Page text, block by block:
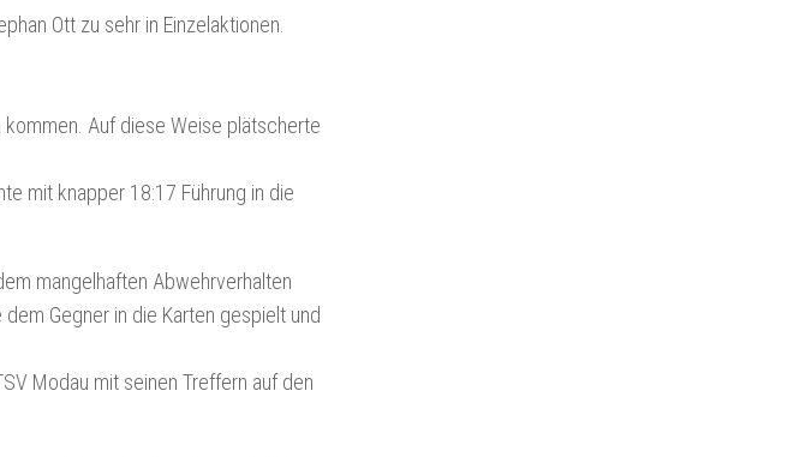
Ott zu sehr in Einzelaktionen.
Auf diese Weise plätscherte
mit knapper 18:17 Führung in die
mangelhaften Abwehrverhalten
Gegner in die Karten gespielt und
Modau mit seinen Treffern auf den